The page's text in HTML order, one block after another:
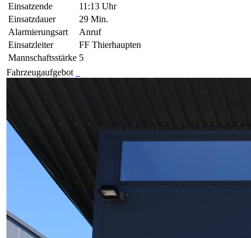
Einsatzende
11:13 Uhr
Einsatzdauer
29 Min.
Alarmierungsart
Anruf
Einsatzleiter
FF Thierhaupten
Mannschaftsstärke 5
Fahrzeugaufgebot